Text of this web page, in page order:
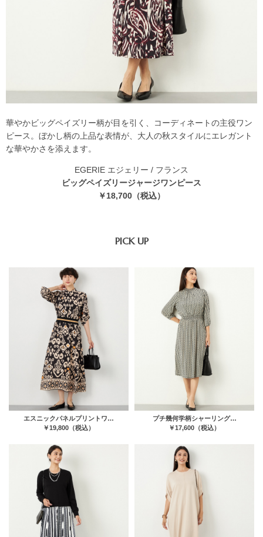
華やかビッグペイズリー柄が目を引く、コーディネートの主役ワン
ピース。ぼかし柄の上品な表情が、大人の秋スタイルにエレガント
な華やかさを添えます。
EGERIE エジェリー / フランス
ビッグペイズリージャージワンピース
￥18,700（税込）
PICK UP
エスニックパネルプリントワ…
￥19,800（税込）
プチ幾何学柄シャーリング…
￥17,600（税込）